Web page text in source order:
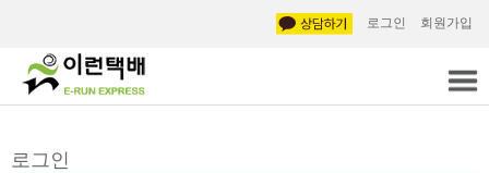
로그인 회원가입
로그인